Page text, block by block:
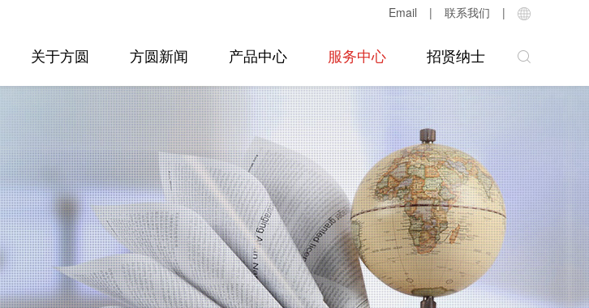
|
联系我们
|
Email
关于方圆 方圆新闻 产品中心 服务中心 招贤纳士